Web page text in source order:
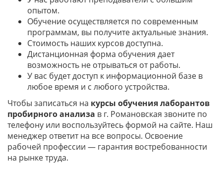
опытом.
Обучение осуществляется по современным
программам, вы получите актуальные знания.
Стоимость наших курсов доступна.
Дистанционная форма обучения дает
возможность не отрываться от работы.
У вас будет доступ к информационной базе в
любое время и с любого устройства.
Чтобы записаться на курсы обучения лаборантов
пробирного анализа в г. Романовская звоните по
телефону или воспользуйтесь формой на сайте. Наш
менеджер ответит на все вопросы. Освоение
рабочей профессии — гарантия востребованности
на рынке труда.